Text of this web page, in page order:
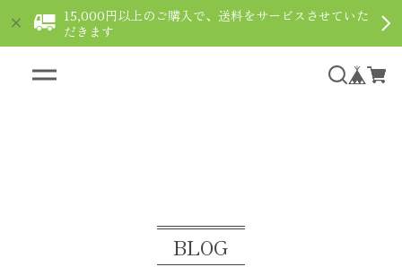
15,000円以上のご購入で、送料をサービスさせていた
だきます
BLOG